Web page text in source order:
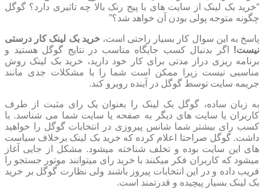
“خرید بک لینک از سایت های با پیج رنک بالا چه تاثیری دارد؟ گوگل
چگونه متوجه پولی بودن آن خواهد شد؟”
پاسخ به این سوال کار بسیار راحتی است،خرید بک لینک کار درستی
نیست! اگر بدنبال کسب جایگاه مناسب در نتایج گوگل هستید و
برنامه ریزی دراز مدتی برای کار خود دارید، خرید بک لینک روش
مناسبی نیست زیرا ممکن است شما را با مشکلات جدی مانند
جریمه سایت توسط گوگل در آینده روبرو کند.
به زبان ساده، گوگل بک لینک را بعنوان یک رای مثبت از طرف
کاربران یا سایت های دیگر به صفحه یا سایت شما می شناسد. با
کسب رای بیشتر شما شانس پیروزی در انتخابات گوگل را خواهید
داشت. گوگل صراحتا اعلام کرده که خرید بک لینک برخلاف سیاست
های این سایت بوده و تخلف شناخته میشود. مشکل از جایی آغاز
میشود که کاربران فکر میکنند با خرید رای میتوانند موتور جستجو را
فریب داده و در این انتخابات پیروز باشند ولی نظارت گوگل بر خرید
بک لینک بسیار پیچیده و قدرتمند است.